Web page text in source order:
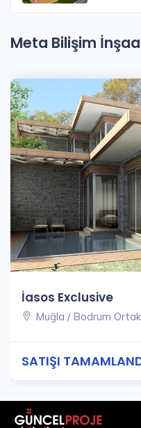
Meta Bilişim
İasos Exclusive
Muğla / Bodrum
SATIŞI